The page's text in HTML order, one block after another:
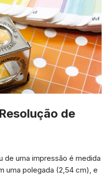
de
de uma impressão é medida
uma polegada (2,54 cm), e